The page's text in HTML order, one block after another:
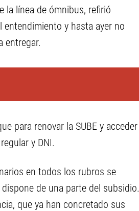
la línea de ómnibus, refirió
y hasta ayer no
entregar.
para renovar la SUBE y acceder
y DNI.
en todos los rubros se
de una parte del subsidio.
que ya han concretado sus